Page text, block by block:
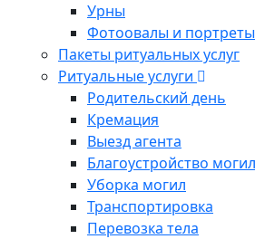
Урны
Фотоовалы и портреты
Пакеты ритуальных услуг
Ритуальные услуги
Родительский день
Кремация
Выезд агента
Благоустройство могил
Уборка могил
Транспортировка
Перевозка тела